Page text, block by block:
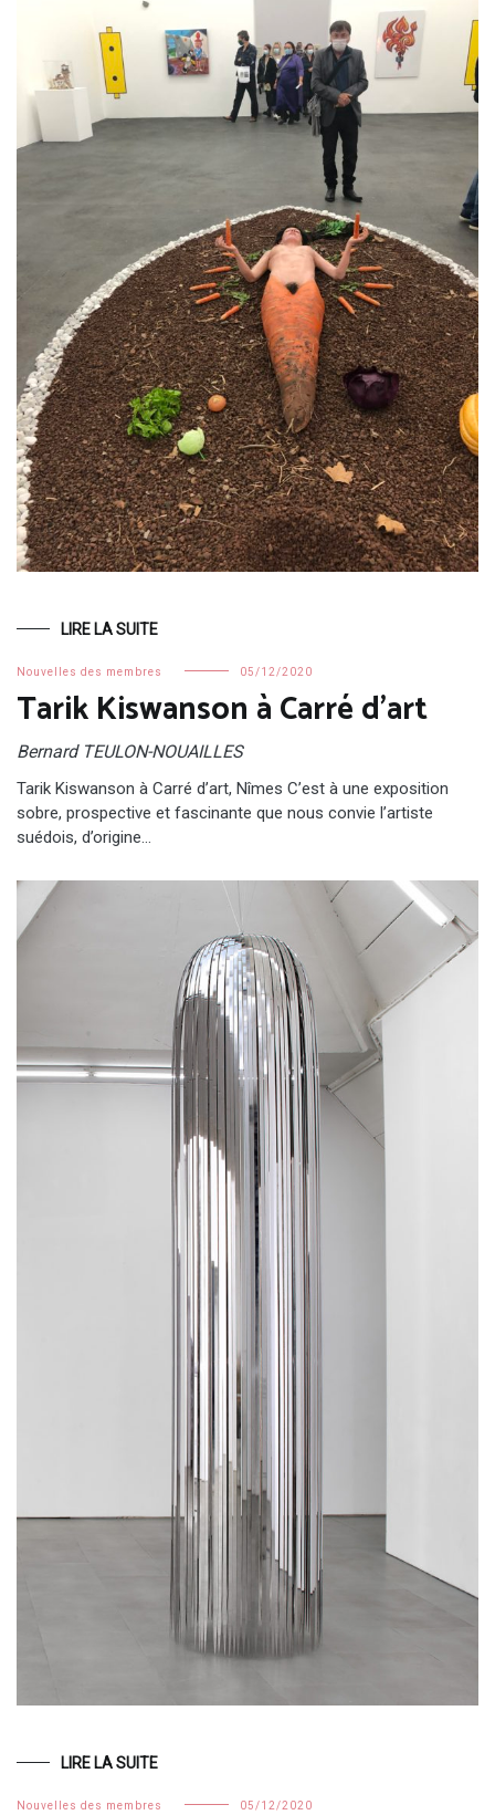
LIRE LA SUITE
Nouvelles des membres 05/12/2020
Tarik Kiswanson à Carré d’art
Bernard TEULON-NOUAILLES
Tarik Kiswanson à Carré d’art, Nîmes C’est à une exposition
sobre, prospective et fascinante que nous convie l’artiste
suédois, d’origine…
LIRE LA SUITE
Nouvelles des membres 05/12/2020